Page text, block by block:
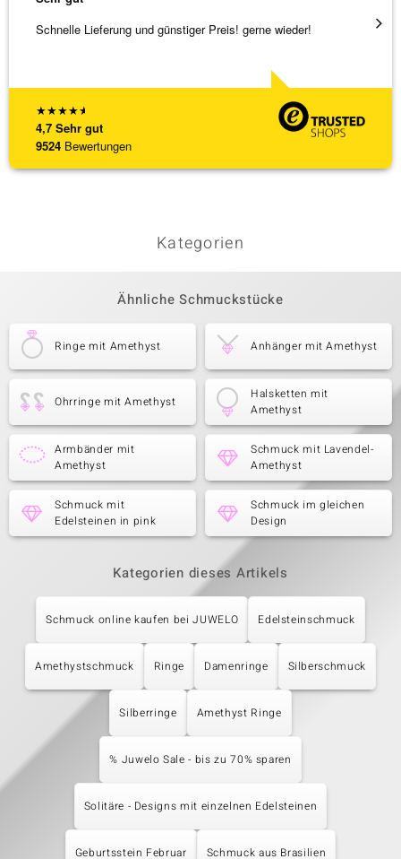
★★★★★
4,7 Sehr gut
9524 Bewertungen
Schnelle Lieferung und günstiger Preis! gerne wieder!
Kategorien
Ähnliche Schmuckstücke
Ringe mit Amethyst Anhänger mit Amethyst
Ohrringe mit Amethyst
Halsketten mit
Amethyst
Armbänder mit
Amethyst
Schmuck mit Lavendel-
Amethyst
Schmuck mit
Edelsteinen in pink
Schmuck im gleichen
Design
Kategorien dieses Artikels
Schmuck online kaufen bei JUWELO Edelsteinschmuck
Amethystschmuck Ringe Damenringe Silberschmuck
Silberringe Amethyst Ringe
% Juwelo Sale - bis zu 70% sparen
Solitäre - Designs mit einzelnen Edelsteinen
Geburtsstein Februar Schmuck aus Brasilien